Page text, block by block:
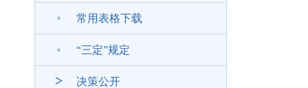
常用表格下载
“三定”规定
决策公开